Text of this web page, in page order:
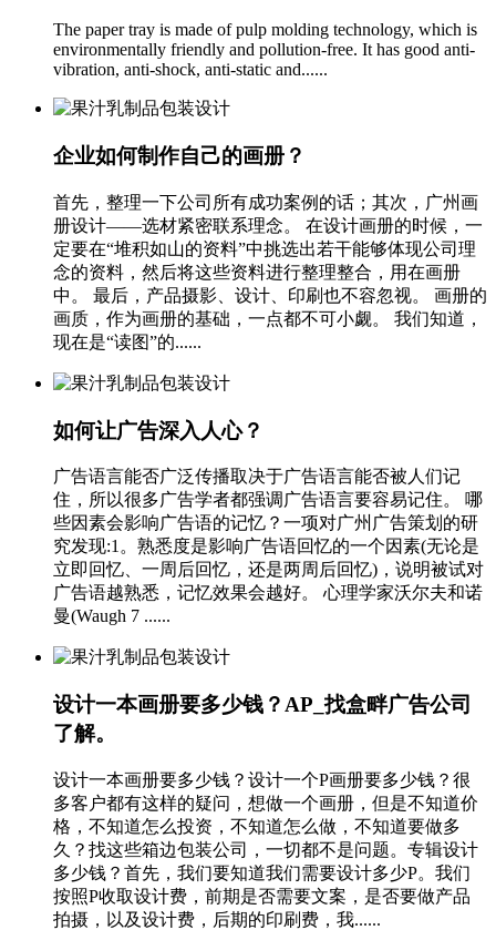
The paper tray is made of pulp molding technology, which is
environmentally friendly and pollution-free. It has good anti-
vibration, anti-shock, anti-static and......
企业如何制作自己的画册？
首先，整理一下公司所有成功案例的话；其次，广州画
册设计——选材紧密联系理念。 在设计画册的时候，一
定要在“堆积如山的资料”中挑选出若干能够体现公司理
念的资料，然后将这些资料进行整理整合，用在画册
中。 最后，产品摄影、设计、印刷也不容忽视。 画册的
画质，作为画册的基础，一点都不可小觑。 我们知道，
现在是“读图”的......
如何让广告深入人心？
广告语言能否广泛传播取决于广告语言能否被人们记
住，所以很多广告学者都强调广告语言要容易记住。 哪
些因素会影响广告语的记忆？一项对广州广告策划的研
究发现:1。熟悉度是影响广告语回忆的一个因素(无论是
立即回忆、一周后回忆，还是两周后回忆)，说明被试对
广告语越熟悉，记忆效果会越好。 心理学家沃尔夫和诺
曼(Waugh 7 ......
设计一本画册要多少钱？AP_找盒畔广告公司
了解。
设计一本画册要多少钱？设计一个P画册要多少钱？很
多客户都有这样的疑问，想做一个画册，但是不知道价
格，不知道怎么投资，不知道怎么做，不知道要做多
久？找这些箱边包装公司，一切都不是问题。专辑设计
多少钱？首先，我们要知道我们需要设计多少P。我们
按照P收取设计费，前期是否需要文案，是否要做产品
拍摄，以及设计费，后期的印刷费，我......